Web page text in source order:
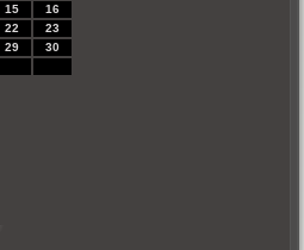
15
16
22
23
29
30